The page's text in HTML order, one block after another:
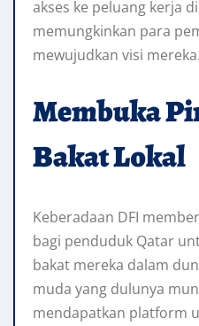
akses ke peluang kerja
memungkinkan para
mewujudkan visi mereka.
Membuka
Bakat Lokal
Keberadaan DFI
bagi penduduk Qatar
bakat mereka dalam
muda yang dulunya
mendapatkan platform